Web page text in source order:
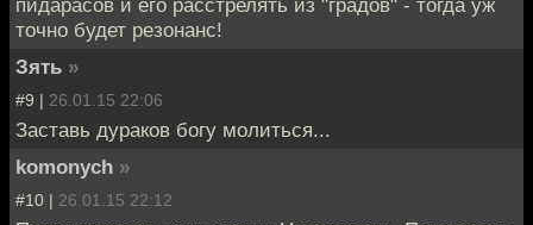
точно будет резонанс!
Зять »
#9 | 26.01.15 22:06
Заставь дураков богу молиться...
komonych »
#10 | 26.01.15 22:12